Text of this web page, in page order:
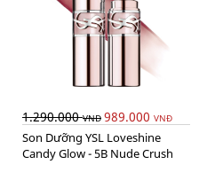
1.290.000VNĐ 989.000 VNĐ
Son Dưỡng YSL Loveshine
Candy Glow - 5B Nude Crush